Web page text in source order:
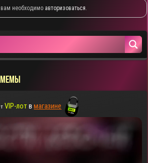
необходимо авторизоваться
МЕМЫ
VIP-лотвмагазине